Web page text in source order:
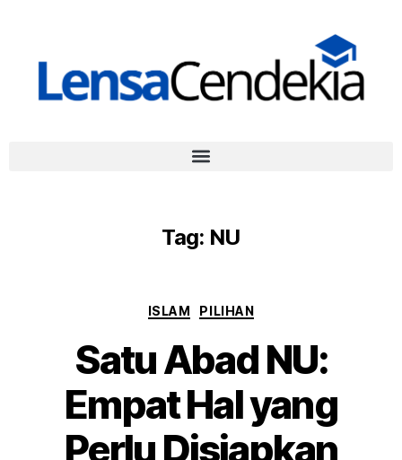
Tag: NU
ISLAM PILIHAN
Satu Abad NU:
Empat Hal yang
Perlu Disiapkan